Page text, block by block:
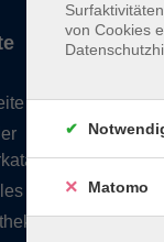
von Cookies
Matomo